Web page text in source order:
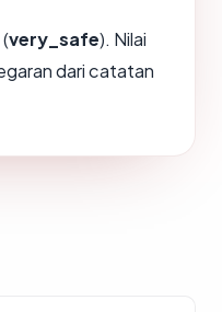
very_safe). Nilai
dari catatan